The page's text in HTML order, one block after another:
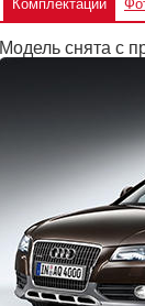
Комплектации
Модель снята с